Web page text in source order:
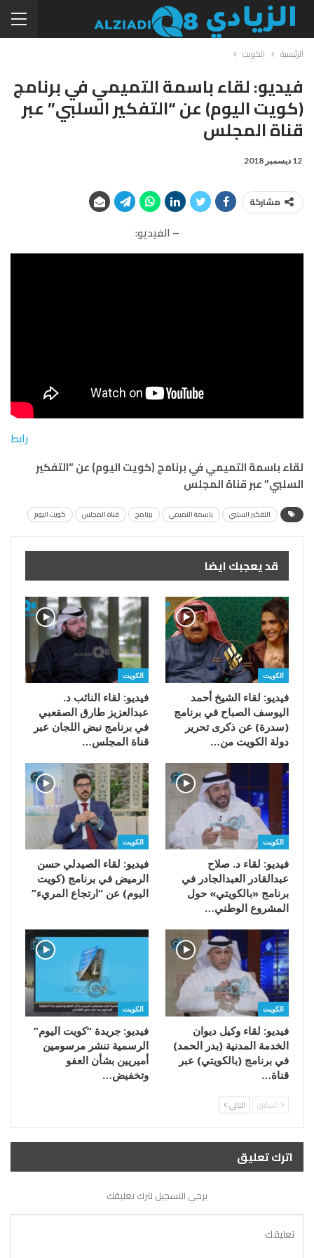
الرئيسية الكويت
فيديو: لقاء باسمة التميمي في برنامج
(كويت اليوم) عن “التفكير السلبي” عبر
قناة المجلس
12 ديسمبر 2018
مشاركة
– الفيديو:
رابط
لقاء باسمة التميمي في برنامج (كويت اليوم) عن “التفكير
السلبي” عبر قناة المجلس
التفكير السلبي باسمة التميمي برنامج قناة المجلس كويت اليوم
قد يعجبك ايضا
الكويت
فيديو: لقاء الشيخ أحمد
اليوسف الصباح في برنامج
(سدرة) عن ذكرى تحرير
دولة الكويت من…
الكويت
فيديو: لقاء النائب د.
عبدالعزيز طارق الصقعبي
في برنامج نبض اللجان عبر
قناة المجلس…
الكويت
فيديو: لقاء د. صلاح
عبدالقادر العبدالجادر في
برنامج «بالكويتي» حول
المشروع الوطني…
الكويت
فيديو: لقاء الصيدلي حسن
الرميض في برنامج (كويت
اليوم) عن “ارتجاع المريء”
الكويت
فيديو: لقاء وكيل ديوان
الخدمة المدنية (بدر الحمد)
في برنامج (بالكويتي) عبر
قناة…
الكويت
فيديو: جريدة “كويت اليوم”
الرسمية تنشر مرسومين
أميريين بشأن العفو
وتخفيض…
السابق التالي
اترك تعليق
يرجي التسجيل لترك تعليقك